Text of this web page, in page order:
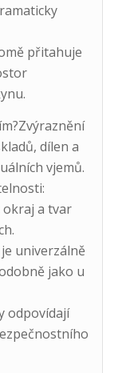
přitahuje
dílen a
vjemů.
a tvar
univerzálně
jako u
odpovídají